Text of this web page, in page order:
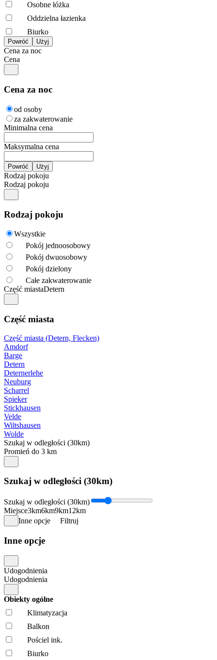
Osobne łóżka
Oddzielna łazienka
Biurko
Cena za noc
Cena
Cena za noc
od osoby
za zakwaterowanie
Minimalna cena
Maksymalna cena
Rodzaj pokoju
Rodzaj pokoju
Rodzaj pokoju
Wszystkie
Pokój jednoosobowy
Pokój dwuosobowy
Pokój dzielony
Całe zakwaterowanie
Część miastaDetern
Część miasta
Część miasta (Detern, Flecken)
Amdorf
Barge
Detern
Deternerlehe
Neuburg
Scharrel
Spieker
Stickhausen
Velde
Wiltshausen
Wolde
Szukaj w odległości (30km)
Promień do 3 km
Szukaj w odległości (30km)
Szukaj w odległości (30km)
Miejsce3km6km9km12km
Inne opcje
Filtruj
Inne opcje
Udogodnienia
Udogodnienia
Obiekty ogólne
Klimatyzacja
Balkon
Pościel ink.
Biurko